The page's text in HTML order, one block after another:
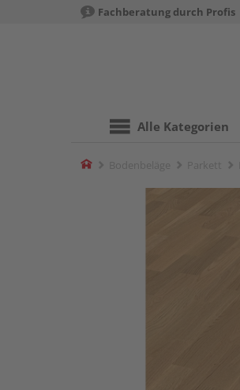
Fachberatung durch Profis
Alle Kategorien
Home